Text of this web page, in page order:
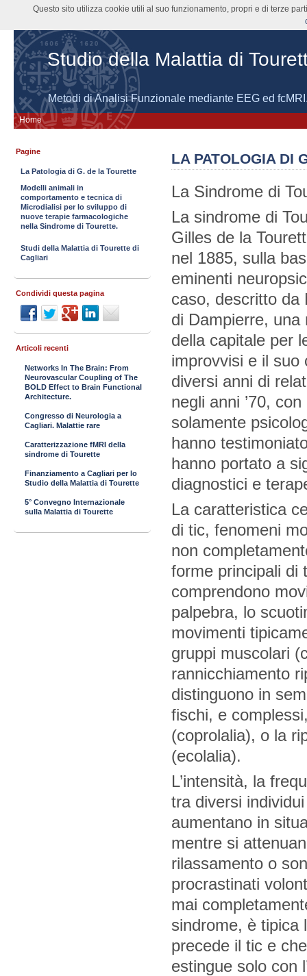
Studio della Malattia di
Metodi di Analisi Funzionale mediante EEG ed
Home
LA PATOLOGIA DI
La Sindrome di
La sindrome di
Gilles de la
nel 1885, sulla
eminenti
caso, descritto da
di Dampierre,
della capitale per
improvvisi e il suo
diversi anni di
negli anni ’70,
solamente
hanno
hanno portato a
diagnostici e
La caratteristica
di tic, fenomeni
non
forme principali di
comprendono
palpebra, lo
movimenti
gruppi muscolari
rannicchiamento
distinguono in
fischi, e
(coprolalia), o la
(ecolalia).
L’intensità, la
tra diversi
aumentano in
mentre si
rilassamento o
procrastinati
mai
sindrome, è tipica
precede il tic e
estingue solo con
Pagine
La Patologia di G. de la Tourette
Modelli animali in
comportamento e tecnica di
Microdialisi per lo sviluppo di
nuove terapie farmacologiche
nella Sindrome di Tourette.
Studi della Malattia di Tourette di
Cagliari
Condividi questa pagina
Articoli recenti
Networks In The Brain: From
Neurovascular Coupling of The
BOLD Effect to Brain Functional
Architecture.
Congresso di Neurologia a
Cagliari. Malattie rare
Caratterizzazione fMRI della
sindrome di Tourette
Finanziamento a Cagliari per lo
Studio della Malattia di Tourette
5° Convegno Internazionale
sulla Malattia di Tourette
Questo sito utilizza cookie utili al suo funzionamento, propri e di terze